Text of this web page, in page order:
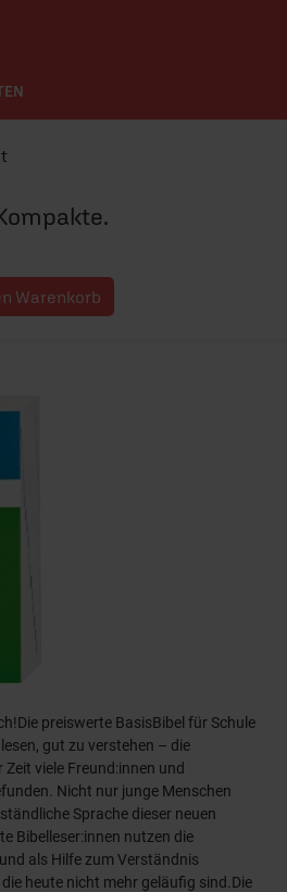
preiswerte BasisBibel für Schule
gut zu verstehen – die
viele Freund:innen und
Nicht nur junge Menschen
Sprache dieser neuen
Bibelleser:innen nutzen die
als Hilfe zum Verständnis
heute nicht mehr geläufig sind.Die